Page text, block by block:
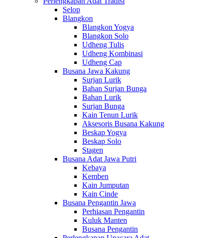
Selop
Blangkon
Blangkon Yogya
Blangkon Solo
Udheng Tulis
Udheng Kombinasi
Udheng Cap
Busana Jawa Kakung
Surjan Lurik
Bahan Surjan Bunga
Bahan Lurik
Surjan Bunga
Kain Tenun Lurik
Aksesoris Busana Kakung
Beskap Yogya
Beskap Solo
Stagen
Busana Adat Jawa Putri
Kebaya
Kemben
Kain Jumputan
Kain Cinde
Busana Pengantin Jawa
Perhiasan Pengantin
Kuluk Manten
Busana Pengantin